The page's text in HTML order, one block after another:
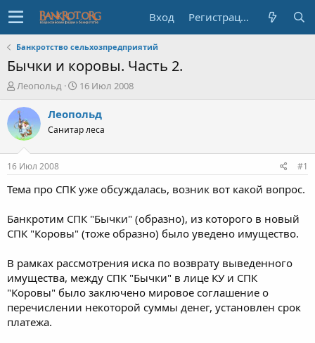
Вход Регистрация
Банкротство сельхозпредприятий
Бычки и коровы. Часть 2.
А
т
о
р
е
м
ы
Леопольд
Д
т
н
л
а
16 Июл 2008
Леопольд
Санитар леса
16 Июл 2008 #1
Тема про СПК уже обсуждалась, возник вот какой вопрос.
Банкротим СПК "Бычки" (образно), из которого в новый
СПК "Коровы" (тоже образно) было уведено имущество.
В рамках рассмотрения иска по возврату выведенного
имущества, между СПК "Бычки" в лице КУ и СПК
"Коровы" было заключено мировое соглашение о
перечислении некоторой суммы денег, установлен срок
платежа.